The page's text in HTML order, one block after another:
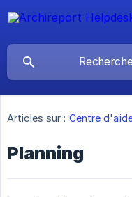
Articles sur : Centre
Planning